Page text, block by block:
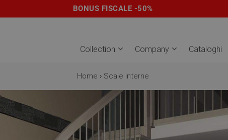
BONUS FISCALE -50%
Collection Company Cataloghi
Home › Scale interne